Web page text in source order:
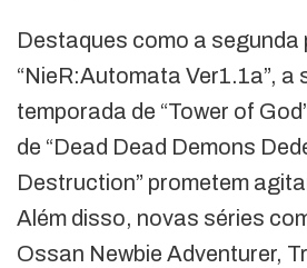
Destaques como a segunda
“NieR:Automata Ver1.1a”, a
temporada de “Tower of
de “Dead Dead Demons
Destruction” prometem
Além disso, novas séries
Ossan Newbie Adventurer,